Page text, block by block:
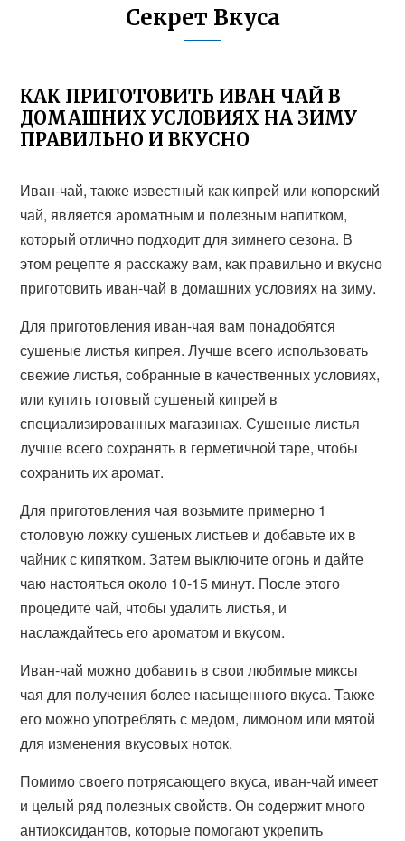
Секрет Вкуса
КАК ПРИГОТОВИТЬ ИВАН ЧАЙ В
ДОМАШНИХ УСЛОВИЯХ НА ЗИМУ
ПРАВИЛЬНО И ВКУСНО
Иван-чай, также известный как кипрей или копорский
чай, является ароматным и полезным напитком,
который отлично подходит для зимнего сезона. В
этом рецепте я расскажу вам, как правильно и вкусно
приготовить иван-чай в домашних условиях на зиму.
Для приготовления иван-чая вам понадобятся
сушеные листья кипрея. Лучше всего использовать
свежие листья, собранные в качественных условиях,
или купить готовый сушеный кипрей в
специализированных магазинах. Сушеные листья
лучше всего сохранять в герметичной таре, чтобы
сохранить их аромат.
Для приготовления чая возьмите примерно 1
столовую ложку сушеных листьев и добавьте их в
чайник с кипятком. Затем выключите огонь и дайте
чаю настояться около 10-15 минут. После этого
процедите чай, чтобы удалить листья, и
наслаждайтесь его ароматом и вкусом.
Иван-чай можно добавить в свои любимые миксы
чая для получения более насыщенного вкуса. Также
его можно употреблять с медом, лимоном или мятой
для изменения вкусовых ноток.
Помимо своего потрясающего вкуса, иван-чай имеет
и целый ряд полезных свойств. Он содержит много
антиоксидантов, которые помогают укрепить